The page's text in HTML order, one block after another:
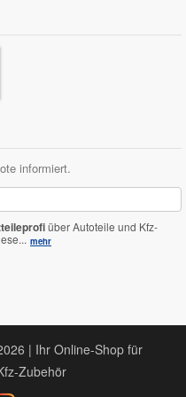
informiert.
über Autoteile und Kfz-
mehr
| Ihr Online-Shop für
Zubehör